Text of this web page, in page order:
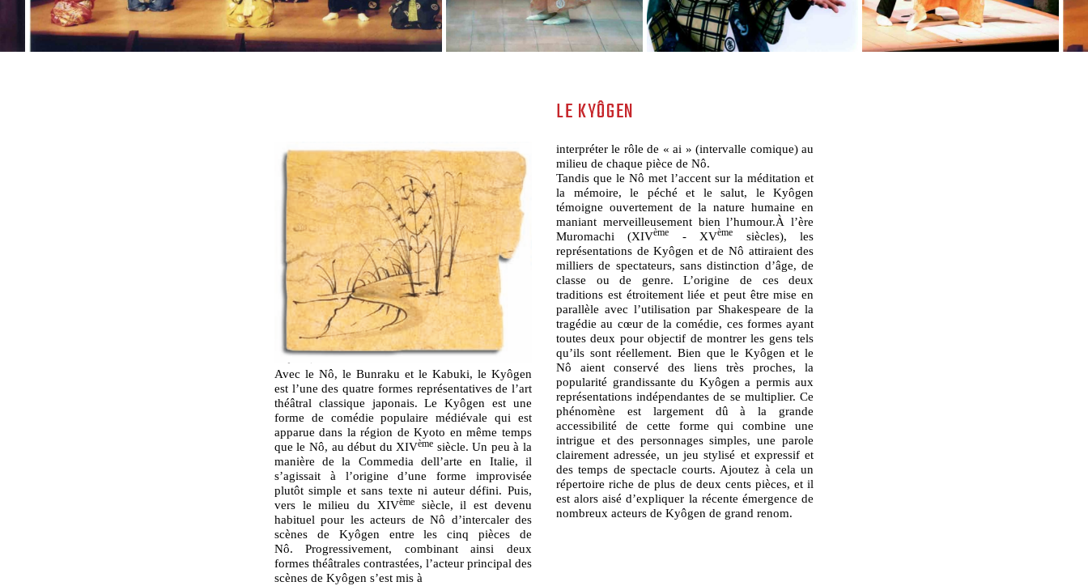
LE KYÔGEN
Avec le Nô, le Bunraku et le Kabuki, le Kyôgen
est l’une des quatre formes représentatives de l’art
théâtral classique japonais. Le Kyôgen est une
forme de comédie populaire médiévale qui est
apparue dans la région de Kyoto en même temps
que le Nô, au début du XIVème siècle. Un peu à la
manière de la Commedia dell’arte en Italie, il
s’agissait à l’origine d’une forme improvisée
plutôt simple et sans texte ni auteur défini. Puis,
vers le milieu du XIVèmesiècle, il est devenu
habituel pour les acteurs de Nô d’intercaler des
scènes de Kyôgen entre les cinq pièces de
Nô. Progressivement, combinant ainsi deux
formes théâtrales contrastées, l’acteur principal des
scènes de Kyôgen s’est mis à
interpréter le rôle de « ai » (intervalle comique) au
milieu de chaque pièce de Nô.
Tandis que le Nô met l’accent sur la méditation et
la mémoire, le péché et le salut, le Kyôgen
témoigne ouvertement de la nature humaine en
maniant merveilleusement bien l’humour.À l’ère
Muromachi (XIVème - XVème
siècles), les
représentations de Kyôgen et de Nô attiraient des
milliers de spectateurs, sans distinction d’âge, de
classe ou de genre. L’origine de ces deux
traditions est étroitement liée et peut être mise en
parallèle avec l’utilisation par Shakespeare de la
tragédie au cœur de la comédie, ces formes ayant
toutes deux pour objectif de montrer les gens tels
qu’ils sont réellement. Bien que le Kyôgen et le
Nô aient conservé des liens très proches, la
popularité grandissante du Kyôgen a permis aux
représentations indépendantes de se multiplier. Ce
phénomène est largement dû à la grande
accessibilité de cette forme qui combine une
intrigue et des personnages simples, une parole
clairement adressée, un jeu stylisé et expressif et
des temps de spectacle courts. Ajoutez à cela un
répertoire riche de plus de deux cents pièces, et il
est alors aisé d’expliquer la récente émergence de
nombreux acteurs de Kyôgen de grand renom.